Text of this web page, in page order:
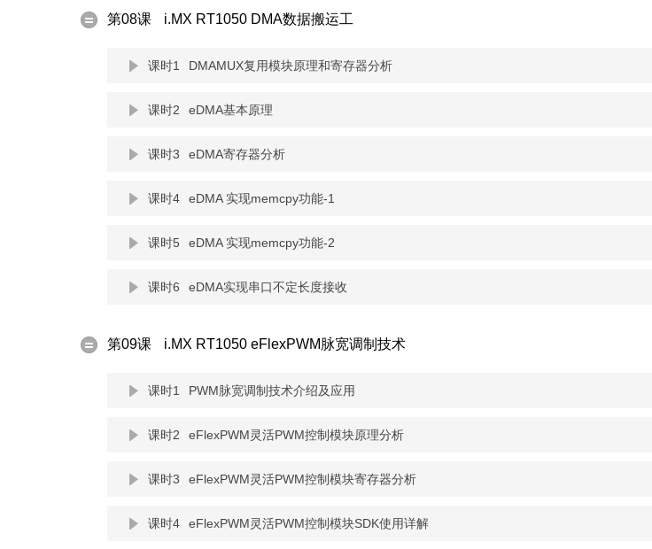
第08课 i.MX RT1050 DMA数据搬运工
课时1 DMAMUX复用模块原理和寄存器分析
课时2 eDMA基本原理
课时3 eDMA寄存器分析
课时4 eDMA 实现memcpy功能-1
课时5 eDMA 实现memcpy功能-2
课时6 eDMA实现串口不定长度接收
第09课 i.MX RT1050 eFlexPWM脉宽调制技术
课时1 PWM脉宽调制技术介绍及应用
课时2 eFlexPWM灵活PWM控制模块原理分析
课时3 eFlexPWM灵活PWM控制模块寄存器分析
课时4 eFlexPWM灵活PWM控制模块SDK使用详解